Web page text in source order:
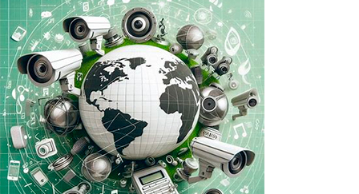
Системы защиты товаров от краж
- Акустомагнитная технология
- Радиочастотная технология
Счетчики посетителей
Защита товара на стеллажах